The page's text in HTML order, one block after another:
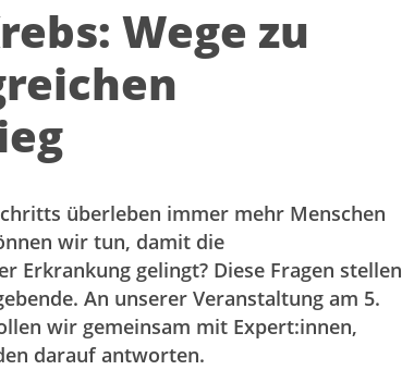
Wege zu
überleben immer mehr Menschen
wir tun, damit die
Erkrankung gelingt? Diese Fragen stellen
An unserer Veranstaltung am 5.
wir gemeinsam mit Expert:innen,
darauf antworten.